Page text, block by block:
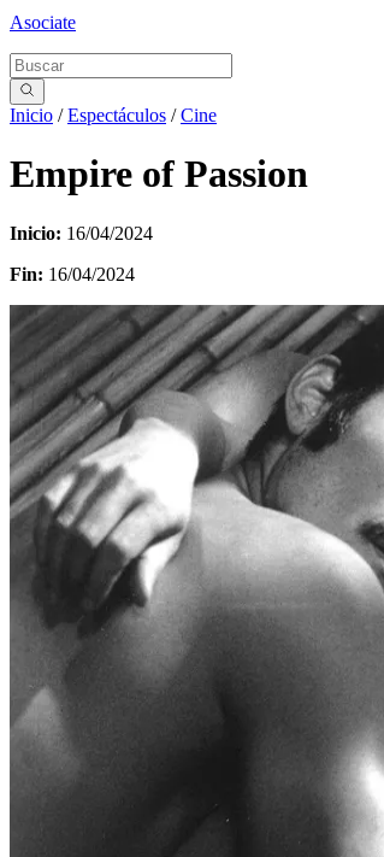
Asociate
Inicio /Espectáculos /Cine
Empire of Passion
Inicio: 16/04/2024
Fin: 16/04/2024